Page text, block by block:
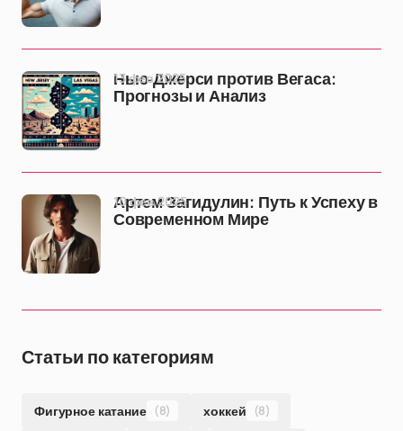
Нью-Джерси против Вегаса:
Прогнозы и Анализ
13 фев 2025
Артем Загидулин: Путь к Успеху в
Современном Мире
10 фев 2025
Статьи по категориям
Фигурное катание (8) хоккей (8)